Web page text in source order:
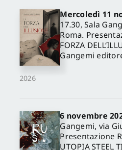
2026
Mercoledì 11
17.30, Sala
Roma.
FORZA
Gangemi
6 novembre
Gangemi, via
Presentazione
UTOPIA STEEL